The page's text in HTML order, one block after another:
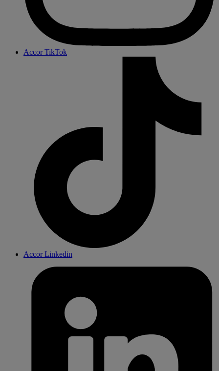
Accor TikTok
Accor Linkedin